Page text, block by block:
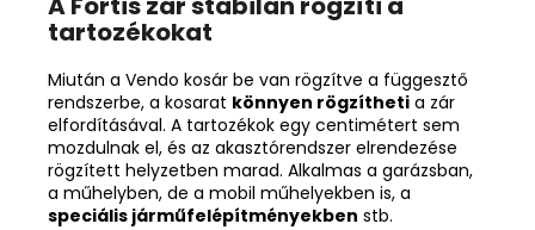
tartozékokat
Miután a Vendo kosár be van rögzítve a függesztő
rendszerbe, a kosarat könnyen rögzítheti a zár
elfordításával. A tartozékok egy centimétert sem
mozdulnak el, és az akasztórendszer elrendezése
rögzített helyzetben marad. Alkalmas a garázsban,
a műhelyben, de a mobil műhelyekben is, a
speciális járműfelépítményekben stb.